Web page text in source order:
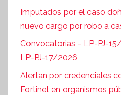
Imputados por el caso
nuevo cargo por robo a
Convocatorias – LP-PJ-
LP-PJ-17/2026
Alertan por credenciales
Fortinet en organismos